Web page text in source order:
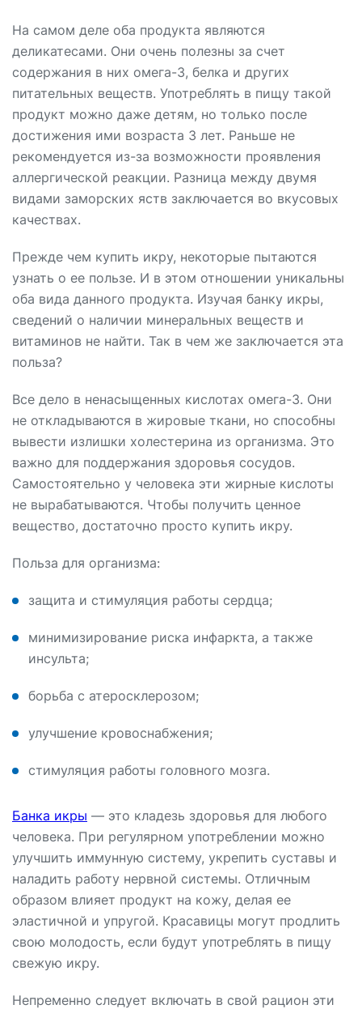
На самом деле оба продукта являются
деликатесами. Они очень полезны за счет
содержания в них омега-3, белка и других
питательных веществ. Употреблять в пищу такой
продукт можно даже детям, но только после
достижения ими возраста 3 лет. Раньше не
рекомендуется из-за возможности проявления
аллергической реакции. Разница между двумя
видами заморских яств заключается во вкусовых
качествах.
Прежде чем купить икру, некоторые пытаются
узнать о ее пользе. И в этом отношении уникальны
оба вида данного продукта. Изучая банку икры,
сведений о наличии минеральных веществ и
витаминов не найти. Так в чем же заключается эта
польза?
Все дело в ненасыщенных кислотах омега-3. Они
не откладываются в жировые ткани, но способны
вывести излишки холестерина из организма. Это
важно для поддержания здоровья сосудов.
Самостоятельно у человека эти жирные кислоты
не вырабатываются. Чтобы получить ценное
вещество, достаточно просто купить икру.
Польза для организма:
защита и стимуляция работы сердца;
минимизирование риска инфаркта, а также
инсульта;
борьба с атеросклерозом;
улучшение кровоснабжения;
стимуляция работы головного мозга.
Банка икры — это кладезь здоровья для любого
человека. При регулярном употреблении можно
улучшить иммунную систему, укрепить суставы и
наладить работу нервной системы. Отличным
образом влияет продукт на кожу, делая ее
эластичной и упругой. Красавицы могут продлить
свою молодость, если будут употреблять в пищу
свежую икру.
Непременно следует включать в свой рацион эти